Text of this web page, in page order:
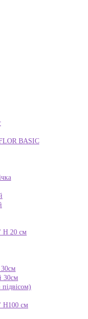
BASIC
Н 20 см
30см
Н100 см